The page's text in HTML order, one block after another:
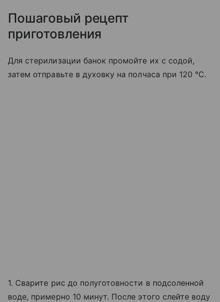
Пошаговый рецепт
приготовления
Для стерилизации банок промойте их с содой,
затем отправьте в духовку на полчаса при 120 °C.
1. Сварите рис до полуготовности в подсоленной
воде, примерно 10 минут. После этого слейте воду